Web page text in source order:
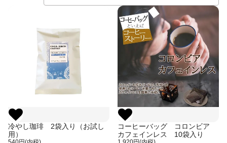
冷やし珈琲 2袋入り（お試し
用）
コーヒーバッグ コロンビア
カフェインレス 10袋入り